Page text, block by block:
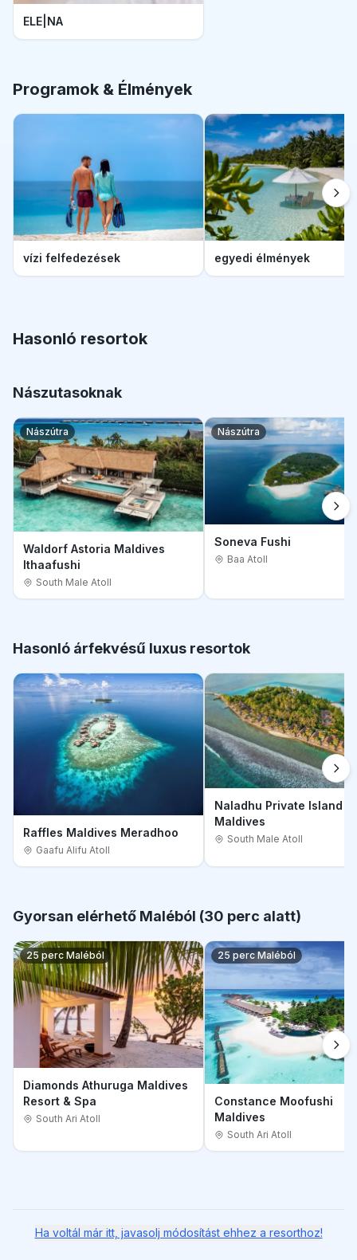
ELE|NA
Programok & Élmények
vízi felfedezések egyedi élmények
Hasonló resortok
Nászutasoknak
Nászútra
Waldorf Astoria Maldives
Ithaafushi
South Male Atoll
Nászútra
Soneva Fushi
Baa Atoll
Hasonló árfekvésű luxus resortok
Raffles Maldives Meradhoo
Gaafu Alifu Atoll
Naladhu Private Island
Maldives
South Male Atoll
Gyorsan elérhető Maléból (30 perc alatt)
25 perc Maléból
Diamonds Athuruga Maldives
Resort & Spa
South Ari Atoll
25 perc Maléból
Constance Moofushi
Maldives
South Ari Atoll
Ha voltál már itt, javasolj módosítást ehhez a resorthoz!